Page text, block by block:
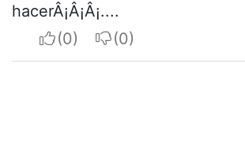
hacerÂ¡Â¡Â¡....
I apreciateI do not appreciate